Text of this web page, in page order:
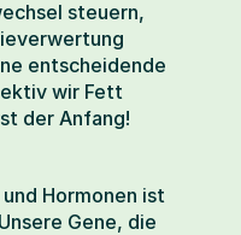
steuern,
entscheidende
wir Fett
der Anfang!
Hormonen ist
Gene, die